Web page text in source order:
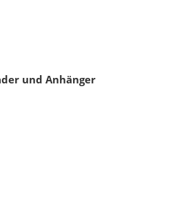
und Anhänger